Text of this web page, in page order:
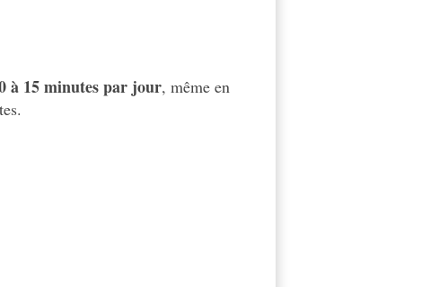
à 15 minutes par jour, même en